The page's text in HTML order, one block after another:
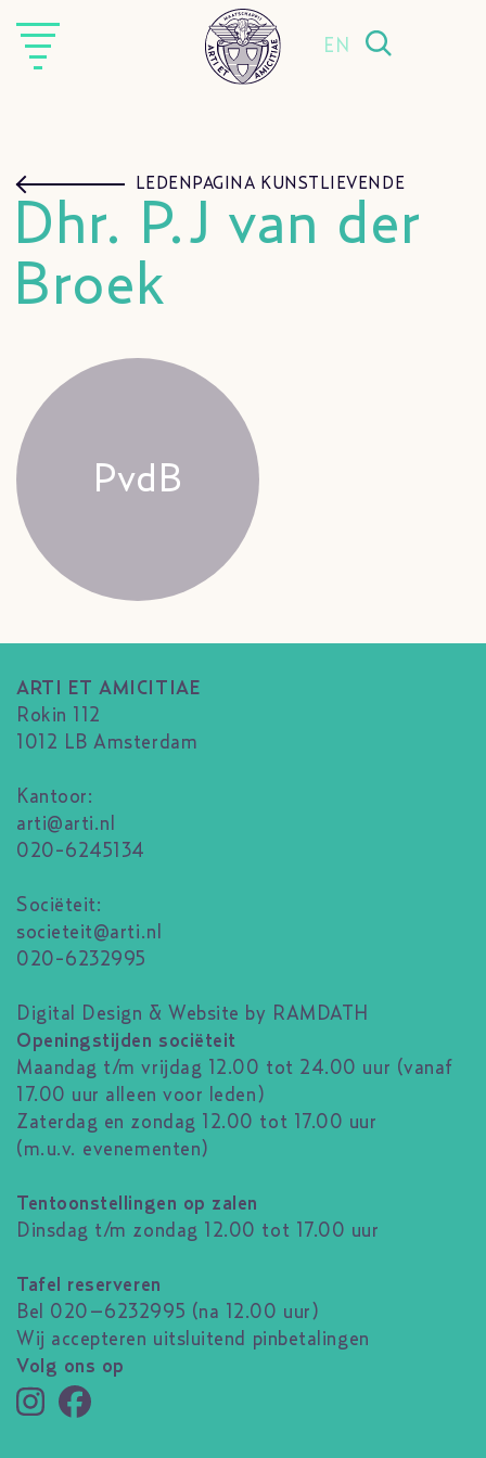
EN
LEDENPAGINA KUNSTLIEVENDE
Dhr. P.J van der
Broek
PvdB
ARTI ET AMICITIAE
Rokin 112
1012 LB Amsterdam
Kantoor:
arti@arti.nl
020-6245134
Sociëteit:
societeit@arti.nl
020-6232995
Digital Design & Website by RAMDATH
Openingstijden sociëteit
Maandag t/m vrijdag 12.00 tot 24.00 uur (vanaf
17.00 uur alleen voor leden)
Zaterdag en zondag 12.00 tot 17.00 uur
(m.u.v. evenementen)
Tentoonstellingen op zalen
Dinsdag t/m zondag 12.00 tot 17.00 uur
Tafel reserveren
Bel 020–6232995 (na 12.00 uur)
Wij accepteren uitsluitend pinbetalingen
Volg ons op